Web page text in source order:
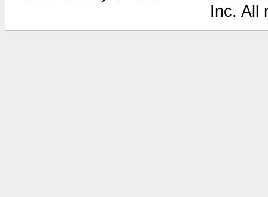
Inc. All